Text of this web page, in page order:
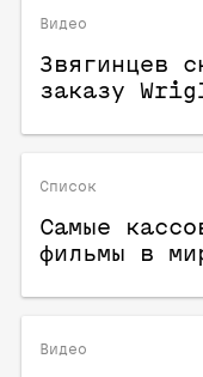
Видео
Звягинцев
заказу
Список
Самые
фильмы в
Видео